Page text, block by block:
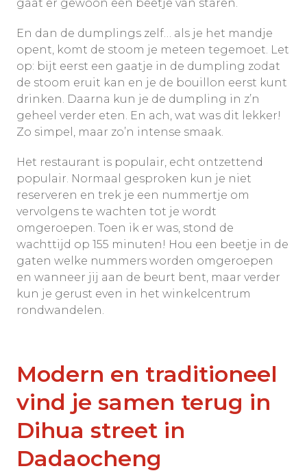
gaat er gewoon een beetje van staren.
En dan de dumplings zelf… als je het mandje
opent, komt de stoom je meteen tegemoet. Let
op: bijt eerst een gaatje in de dumpling zodat
de stoom eruit kan en je de bouillon eerst kunt
drinken. Daarna kun je de dumpling in z’n
geheel verder eten. En ach, wat was dit lekker!
Zo simpel, maar zo’n intense smaak.
Het restaurant is populair, echt ontzettend
populair. Normaal gesproken kun je niet
reserveren en trek je een nummertje om
vervolgens te wachten tot je wordt
omgeroepen. Toen ik er was, stond de
wachttijd op 155 minuten! Hou een beetje in de
gaten welke nummers worden omgeroepen
en wanneer jij aan de beurt bent, maar verder
kun je gerust even in het winkelcentrum
rondwandelen.
Modern en traditioneel
vind je samen terug in
Dihua street in
Dadaocheng